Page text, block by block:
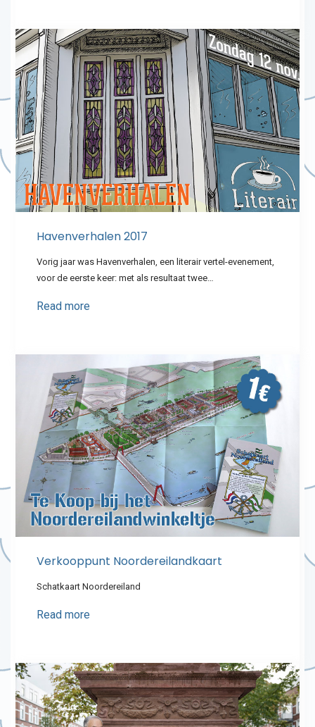
Havenverhalen 2017
Vorig jaar was Havenverhalen, een literair vertel-evenement,
voor de eerste keer: met als resultaat twee…
Read more
Verkooppunt Noordereilandkaart
Schatkaart Noordereiland
Read more